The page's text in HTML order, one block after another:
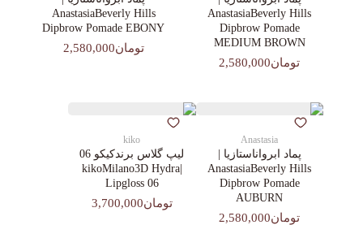
AnastasiaBeverly Hills
Dipbrow Pomade
MEDIUM BROWN
تومان2,580,000
AnastasiaBeverly Hills
Dipbrow Pomade EBONY
تومان2,580,000
Anastasia
پماد ابرواناستازیا |
AnastasiaBeverly Hills
Dipbrow Pomade
AUBURN
تومان2,580,000
kiko
لیپ گلاس‌ برندکیکو 06
|kikoMilano3D Hydra
Lipgloss 06
تومان3,700,000